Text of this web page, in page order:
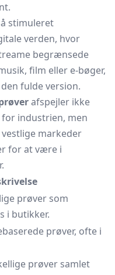
stimuleret
verden, hvor
begrænsede
film eller e-bøger,
fulde version.
afspejler ikke
industrien, men
markeder
for at være i
prøver som
i butikker.
prøver, ofte i
prøver samlet